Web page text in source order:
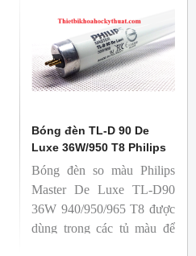
và keo trong sản phẩm.
Bóng đèn TL-D 90 De
Luxe 36W/950 T8 Philips
Bóng đèn so màu Philips
Master De Luxe TL-D90
36W 940/950/965 T8 được
dùng trong các tủ màu để